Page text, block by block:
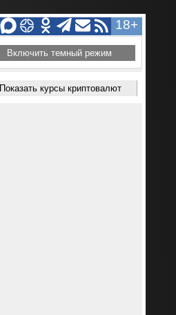
18+
Включить темный режим
Показать курсы криптовалют